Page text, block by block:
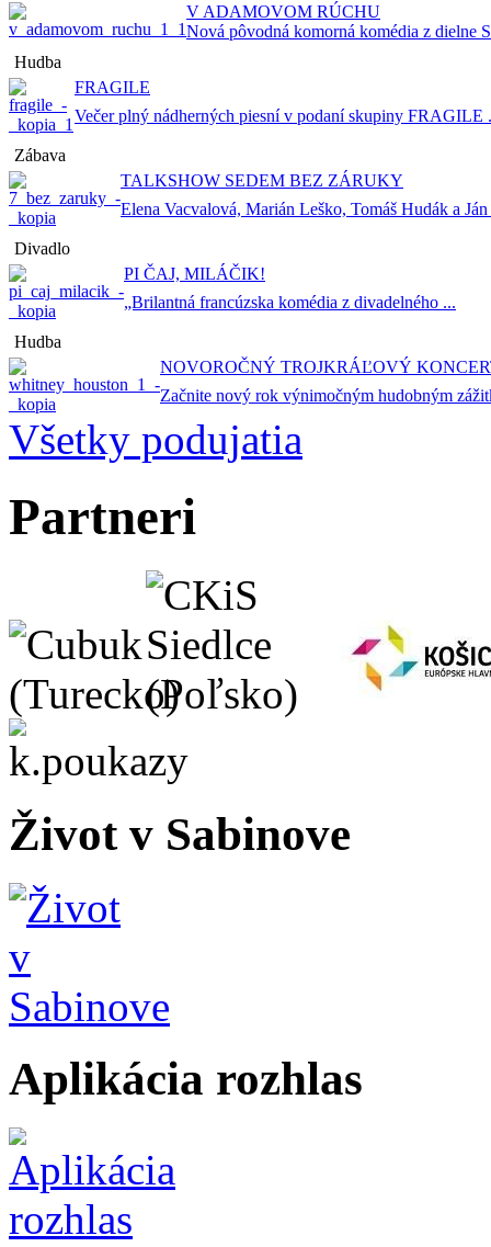
V ADAMOVOM RÚCHU
Nová pôvodná komorná komédia z dielne
Hudba
FRAGILE
Večer plný nádherných piesní v podaní skupiny FRAGILE
Zábava
TALKSHOW SEDEM BEZ ZÁRUKY
Elena Vacvalová, Marián Leško, Tomáš Hudák a Ján
Divadlo
PI ČAJ, MILÁČIK!
„Brilantná francúzska komédia z divadelného ...
Hudba
NOVOROČNÝ TROJKRÁĽOVÝ
Začnite nový rok výnimočným hudobným
Všetky podujatia
Partneri
Život v Sabinove
Aplikácia rozhlas